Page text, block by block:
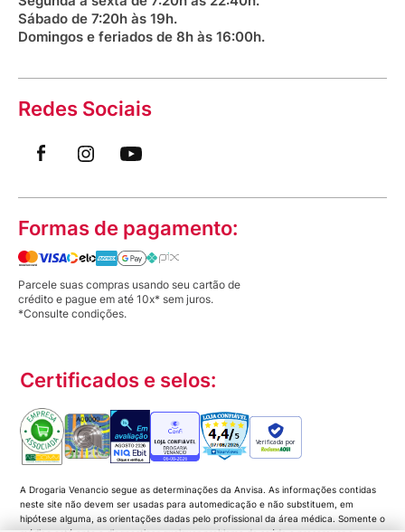
Sábado de 7:20h às 19h.
Domingos e feriados de 8h às 16:00h.
Redes Sociais
Formas de pagamento:
Parcele suas compras usando seu cartão de
crédito e pague em até 10x* sem juros.
*Consulte condições.
Certificados e selos:
Verificada por
A Drogaria Venancio segue as determinações da Anvisa. As informações contidas
neste site não devem ser usadas para automedicação e não substituem, em
hipótese alguma, as orientações dadas pelo profissional da área médica. Somente o